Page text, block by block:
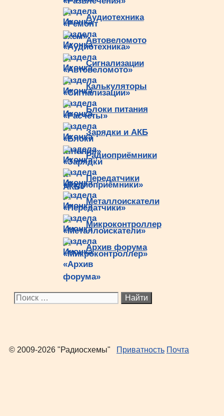
Аудиотехника
Автовеломото
Сигнализации
Калькуляторы
Блоки питания
Зарядки и АКБ
Радиоприёмники
Передатчики
Металлоискатели
Микроконтроллер
Архив форума
Поиск:
© 2009-2026 "Радиосхемы" Приватность Почта